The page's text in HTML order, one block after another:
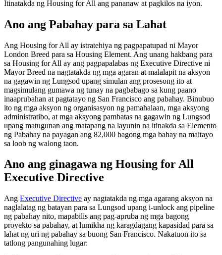
Itinatakda ng Housing for All ang pananaw at pagkilos na iyon.
Ano ang Pabahay para sa Lahat
Ang Housing for All ay istratehiya ng pagpapatupad ni Mayor
London Breed para sa Housing Element. Ang unang hakbang para
sa Housing for All ay ang pagpapalabas ng Executive Directive ni
Mayor Breed na nagtatakda ng mga agaran at malalapit na aksyon
na gagawin ng Lungsod upang simulan ang prosesong ito at
magsimulang gumawa ng tunay na pagbabago sa kung paano
inaaprubahan at pagtatayo ng San Francisco ang pabahay. Binubuo
ito ng mga aksyon ng organisasyon ng pamahalaan, mga aksyong
administratibo, at mga aksyong pambatas na gagawin ng Lungsod
upang matugunan ang matapang na layunin na itinakda sa Elemento
ng Pabahay na payagan ang 82,000 bagong mga bahay na maitayo
sa loob ng walong taon.
Ano ang ginagawa ng Housing for All
Executive Directive
Ang Executive Directive ay nagtatakda ng mga agarang aksyon na
naglalatag ng batayan para sa Lungsod upang i-unlock ang pipeline
ng pabahay nito, mapabilis ang pag-apruba ng mga bagong
proyekto sa pabahay, at lumikha ng karagdagang kapasidad para sa
lahat ng uri ng pabahay sa buong San Francisco. Nakatuon ito sa
tatlong pangunahing lugar: